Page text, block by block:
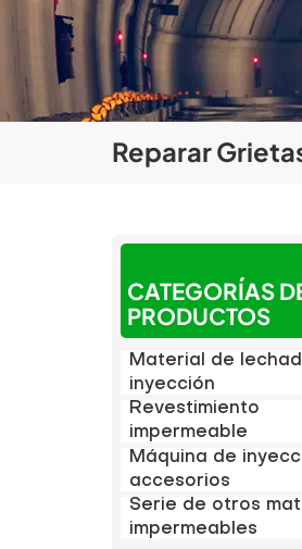
Reparar
CATEGORÍAS
PRODUCTOS
Material de
inyección
Revestimiento
impermeable
Máquina de
accesorios
Serie de otros
impermeables